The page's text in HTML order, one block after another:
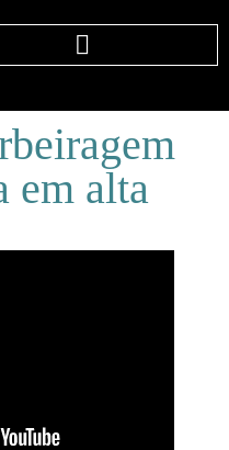
em alta